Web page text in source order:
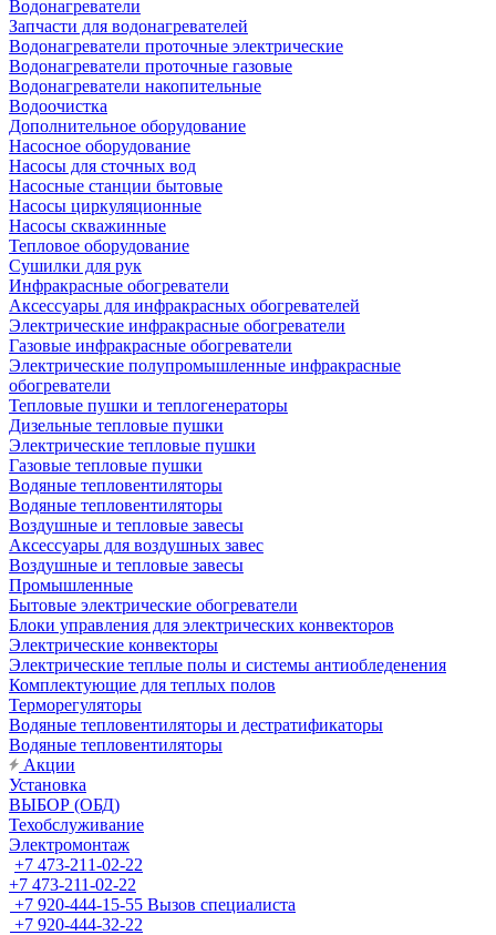
Водонагреватели
Запчасти для водонагревателей
Водонагреватели проточные электрические
Водонагреватели проточные газовые
Водонагреватели накопительные
Водоочистка
Дополнительное оборудование
Насосное оборудование
Насосы для сточных вод
Насосные станции бытовые
Насосы циркуляционные
Насосы скважинные
Тепловое оборудование
Сушилки для рук
Инфракрасные обогреватели
Аксессуары для инфракрасных обогревателей
Электрические инфракрасные обогреватели
Газовые инфракрасные обогреватели
Электрические полупромышленные инфракрасные
обогреватели
Тепловые пушки и теплогенераторы
Дизельные тепловые пушки
Электрические тепловые пушки
Газовые тепловые пушки
Водяные тепловентиляторы
Водяные тепловентиляторы
Воздушные и тепловые завесы
Аксессуары для воздушных завес
Воздушные и тепловые завесы
Промышленные
Бытовые электрические обогреватели
Блоки управления для электрических конвекторов
Электрические конвекторы
Электрические теплые полы и системы антиобледенения
Комплектующие для теплых полов
Терморегуляторы
Водяные тепловентиляторы и дестратификаторы
Водяные тепловентиляторы
Акции
Установка
ВЫБОР (ОБД)
Техобслуживание
Электромонтаж
+7 473-211-02-22
+7 473-211-02-22
+7 920-444-15-55 Вызов специалиста
+7 920-444-32-22